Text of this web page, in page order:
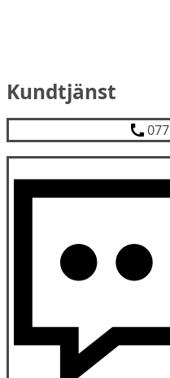
Kundtjänst